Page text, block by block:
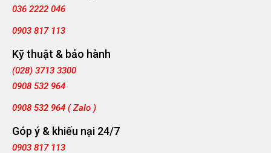
036 2222 046
0903 817 113
Kỹ thuật & bảo hành
(028) 3713 3300
0908 532 964
0908 532 964 ( Zalo )
Góp ý & khiếu nại 24/7
0903 817 113